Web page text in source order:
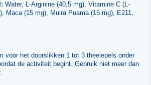
Water, L-Arginine (40,5 mg), Vitamine C (L-
Maca (15 mg), Muira Puama (15 mg), E211,
voor het doorslikken 1 tot 3 theelepels onder
de activiteit begint. Gebruik niet meer dan